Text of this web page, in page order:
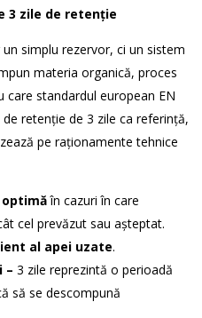
3 zile de retenție
simplu rezervor, ci un sistem
materia organică, proces
standardul european EN
retenție de 3 zile ca referință,
pe raționamente tehnice
optimăîn cazuri în care
cel prevăzut sau așteptat.
al apei uzate.
– 3 zile reprezintă o perioadă
să se descompună